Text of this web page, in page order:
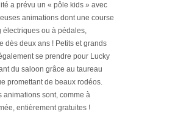
a prévu un « pôle kids » avec
animations dont une course
électriques ou à pédales,
dès deux ans ! Petits et grands
se prendre pour Lucky
du saloon grâce au taureau
promettant de beaux rodéos.
animations sont, comme à
entièrement gratuites !